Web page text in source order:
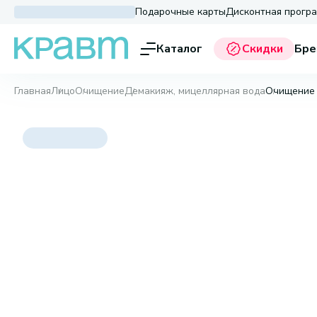
Подарочные картыДисконтная
Каталог Скидки
ГлавнаяЛицоОчищениеДемакияж, мицеллярная водаОчищение